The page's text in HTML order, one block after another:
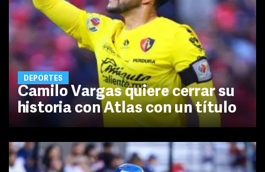
DEPORTES
Camilo Vargas quiere cerrar su
historia con Atlas con un título